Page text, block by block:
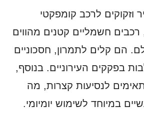
וזקוקים לרכב קומפקטי
רכבים חשמליים קטנים מהווים
הם קלים לתמרון, חסכוניים
בפקקים העירוניים. בנוסף,
לנסיעות קצרות, מה
במיוחד לשימוש יומיומי.